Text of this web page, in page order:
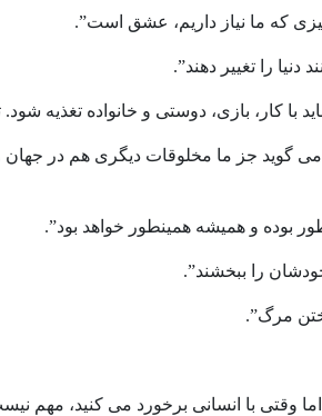
که ما نیاز داریم، عشق است”.
را تغییر دهند”.
با کار، بازی، دوستی و خانواده تغذیه
جز ما مخلوقات دیگری هم در جهان
بوده و همیشه همینطور خواهد بود”.
را ببخشند”.
مرگ”.
وقتی با انسانی برخورد می کنید، مهم